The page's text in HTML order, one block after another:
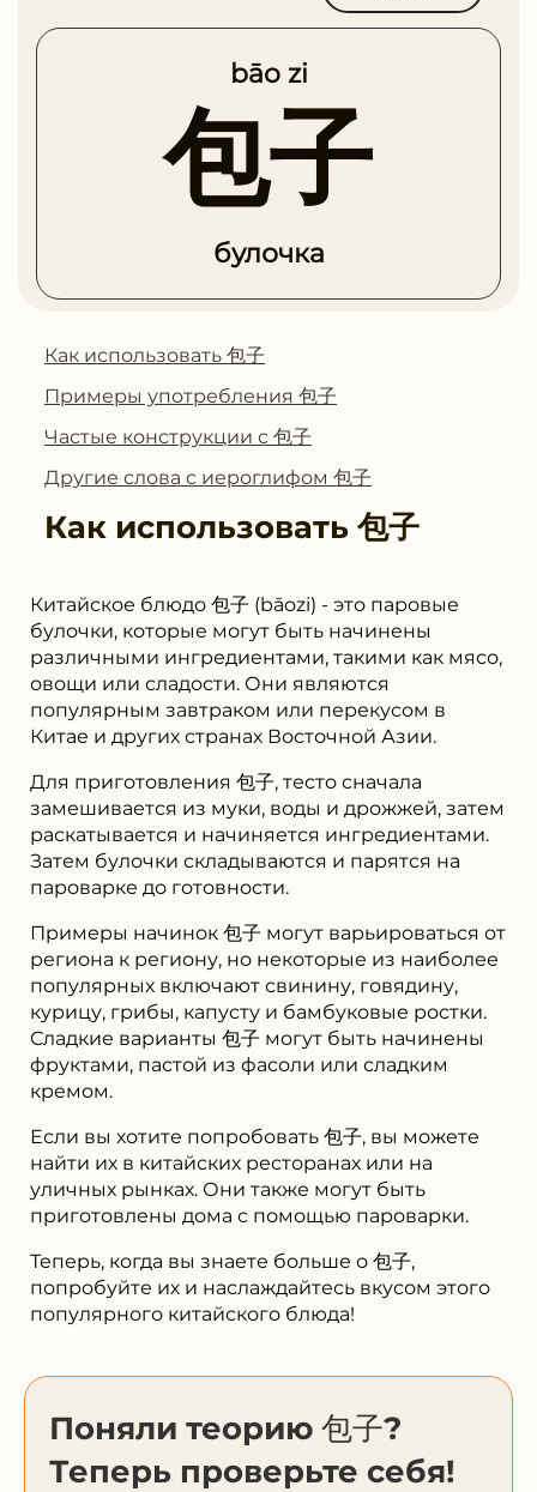
bāo zi
包子
булочка
Как использовать 包子
Примеры употребления 包子
Частые конструкции с 包子
Другие слова с иероглифом 包子
Как использовать 包子
Китайское блюдо 包子 (bāozi) - это паровые
булочки, которые могут быть начинены
различными ингредиентами, такими как мясо,
овощи или сладости. Они являются
популярным завтраком или перекусом в
Китае и других странах Восточной Азии.
Для приготовления 包子, тесто сначала
замешивается из муки, воды и дрожжей, затем
раскатывается и начиняется ингредиентами.
Затем булочки складываются и парятся на
пароварке до готовности.
Примеры начинок 包子 могут варьироваться от
региона к региону, но некоторые из наиболее
популярных включают свинину, говядину,
курицу, грибы, капусту и бамбуковые ростки.
Сладкие варианты 包子 могут быть начинены
фруктами, пастой из фасоли или сладким
кремом.
Если вы хотите попробовать 包子, вы можете
найти их в китайских ресторанах или на
уличных рынках. Они также могут быть
приготовлены дома с помощью пароварки.
Теперь, когда вы знаете больше о 包子,
попробуйте их и наслаждайтесь вкусом этого
популярного китайского блюда!
Поняли теорию 包子?
Теперь проверьте себя!